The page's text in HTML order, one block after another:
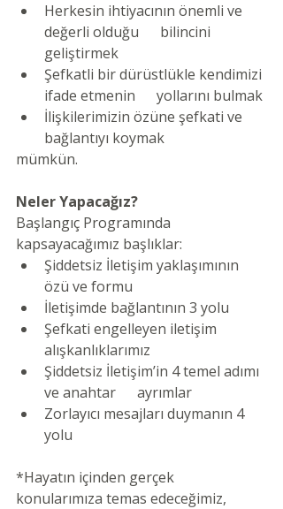
Herkesin ihtiyacının önemli ve
değerli olduğu      bilincini
geliştirmek
Şefkatli bir dürüstlükle kendimizi
ifade etmenin      yollarını bulmak
İlişkilerimizin özüne şefkati ve
bağlantıyı koymak
mümkün.
Neler Yapacağız?
Başlangıç Programında
kapsayacağımız başlıklar:
Şiddetsiz İletişim yaklaşımının
özü ve formu
İletişimde bağlantının 3 yolu
Şefkati engelleyen iletişim
alışkanlıklarımız
Şiddetsiz İletişim’in 4 temel adımı
ve anahtar      ayrımlar
Zorlayıcı mesajları duymanın 4
yolu
*Hayatın içinden gerçek
konularımıza temas edeceğimiz,